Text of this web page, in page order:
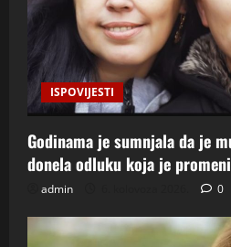
ISPOVIJESTI
Godinama je sumnjala da je
donela odluku koja je
admin 0